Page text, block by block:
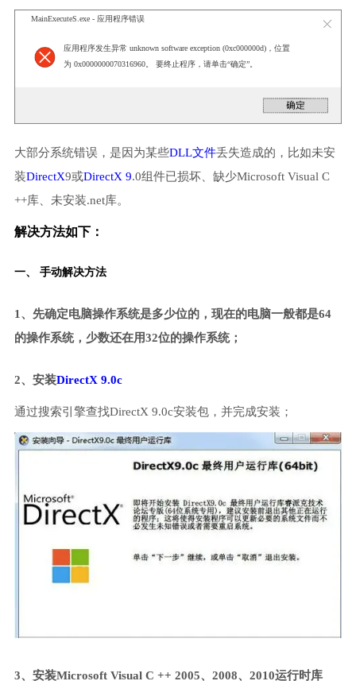
MainExecuteS.exe - 应用程序错误
应用程序发生异常 unknown software exception (0xc000000d)，位置
为 0x0000000070316960。 要终止程序，请单击“确定”。
大部分系统错误，是因为某些DLL文件丢失造成的，比如未安
装DirectX9或DirectX 9.0组件已损坏、缺少Microsoft Visual C
++库、未安装.net库。
解决方法如下：
一、 手动解决方法
1、先确定电脑操作系统是多少位的，现在的电脑一般都是64
的操作系统，少数还在用32位的操作系统；
2、安装DirectX 9.0c
通过搜索引擎查找DirectX 9.0c安装包，并完成安装；
3、安装Microsoft Visual C ++ 2005、2008、2010运行时库